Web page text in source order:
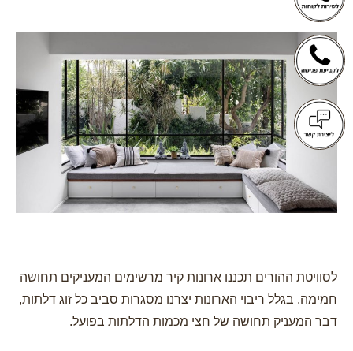
לסוויטת ההורים תכננו ארונות קיר מרשימים המעניקים תחושה
חמימה. בגלל ריבוי הארונות יצרנו מסגרות סביב כל זוג דלתות,
דבר המעניק תחושה של חצי מכמות הדלתות בפועל.